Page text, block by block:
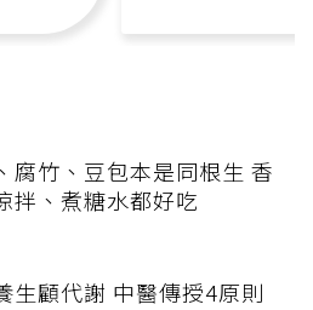
腐竹、豆包本是同根生 香
拌、煮糖水都好吃
生顧代謝 中醫傳授4原則